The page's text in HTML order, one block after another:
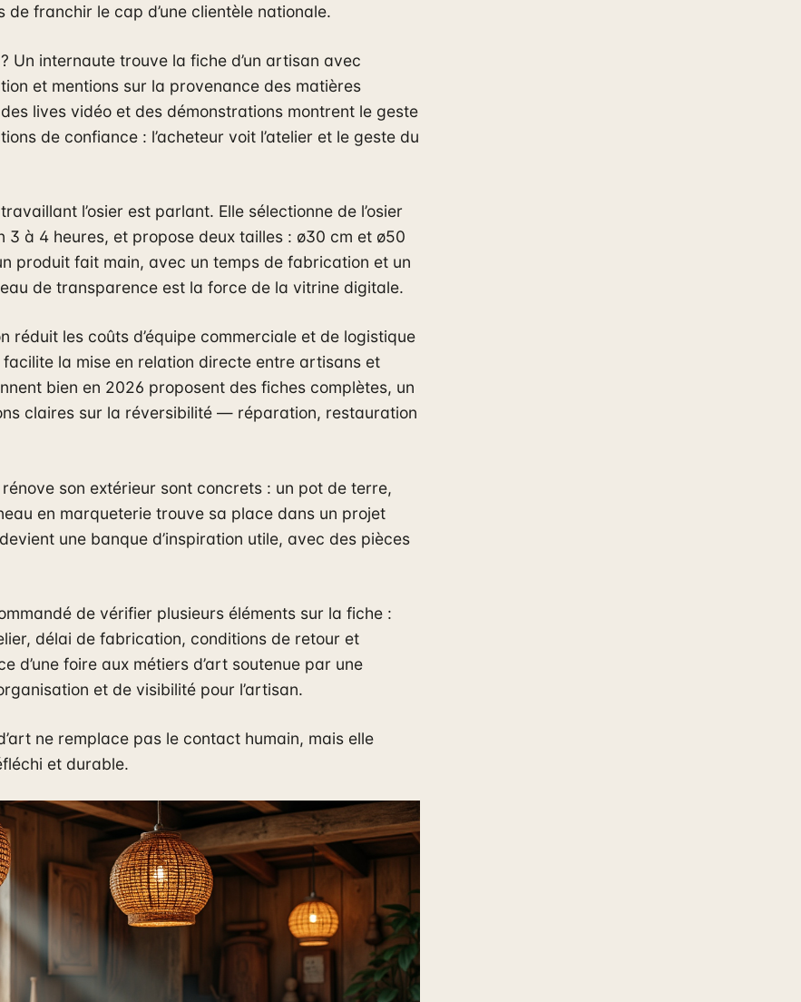
franchir le cap d’une clientèle nationale.
Un internaute trouve la fiche d’un artisan avec
et mentions sur la provenance des matières
lives vidéo et des démonstrations montrent le geste
de confiance : l’acheteur voit l’atelier et le geste du
l’osier est parlant. Elle sélectionne de l’osier
à 4 heures, et propose deux tailles : ø30 cm et ø50
produit fait main, avec un temps de fabrication et un
de transparence est la force de la vitrine digitale.
réduit les coûts d’équipe commerciale et de logistique
la mise en relation directe entre artisans et
bien en 2026 proposent des fiches complètes, un
claires sur la réversibilité — réparation, restauration
son extérieur sont concrets : un pot de terre,
en marqueterie trouve sa place dans un projet
une banque d’inspiration utile, avec des pièces
de vérifier plusieurs éléments sur la fiche :
délai de fabrication, conditions de retour et
d’une foire aux métiers d’art soutenue par une
et de visibilité pour l’artisan.
ne remplace pas le contact humain, mais elle
et durable.